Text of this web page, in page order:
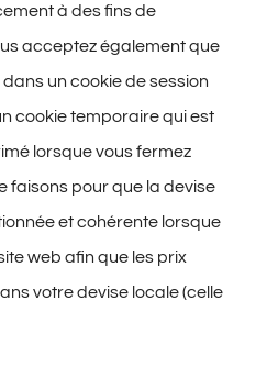
à des fins de
acceptez également que
un cookie de session
cookie temporaire qui est
lorsque vous fermez
faisons pour que la devise
et cohérente lorsque
web afin que les prix
votre devise locale (celle